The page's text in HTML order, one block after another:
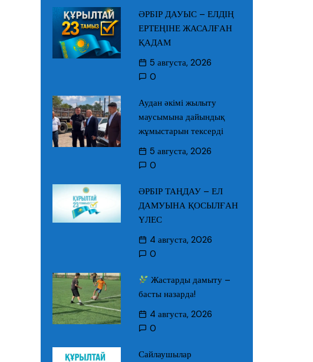
ӘРБІР ДАУЫС – ЕЛДІҢ
ЕРТЕҢІНЕ ЖАСАЛҒАН
ҚАДАМ
5 августа, 2026
0
Аудан әкімі жылыту
маусымына дайындық
жұмыстарын тексерді
5 августа, 2026
0
ӘРБІР ТАҢДАУ – ЕЛ
ДАМУЫНА ҚОСЫЛҒАН
ҮЛЕС
4 августа, 2026
0
Жастарды дамыту –
басты назарда!
4 августа, 2026
0
Сайлаушылар